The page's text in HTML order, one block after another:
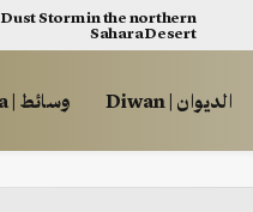
Dust Storm in the northern
Sahara Desert
الديوان | Diwan وسائط | Multimédia